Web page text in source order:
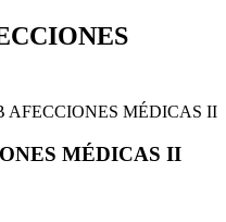
AFECCIONES MÉDICAS II
MÉDICAS II